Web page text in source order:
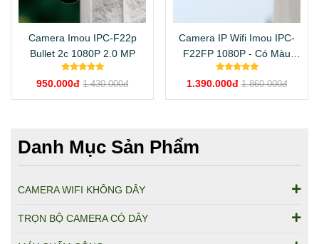
Camera Imou IPC-F22p
Bullet 2c 1080P 2.0 MP
950.000đ 1.430.000đ
Camera IP Wifi Imou IPC-
F22FP 1080P - Có Màu
Ban Đêm
1.390.000đ 1.860.000đ
Danh Mục Sản Phẩm
CAMERA WIFI KHÔNG DÂY
TRỌN BỘ CAMERA CÓ DÂY